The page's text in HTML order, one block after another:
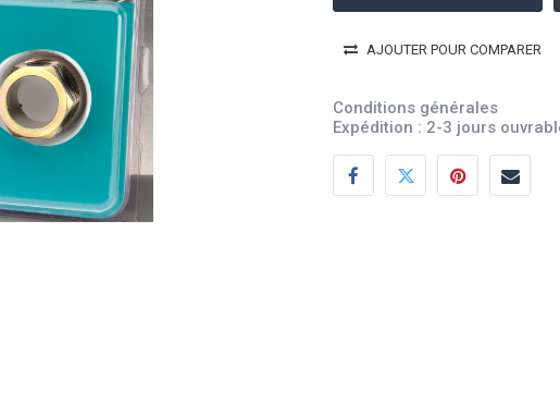
AJOUTER POUR COMPARER
Conditions générales
Expédition : 2-3 jours